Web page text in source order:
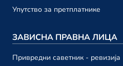
23. октобар
23. октобар
Привредни саветник ТВ 192
Упутство за претплатнике
ЗАВИСНА ПРАВНА ЛИЦА
Привредни саветник - ревизија